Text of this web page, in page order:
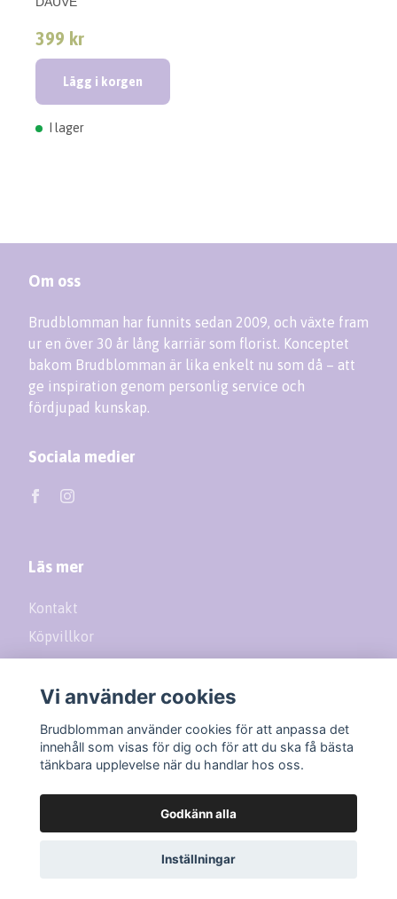
399 kr
Lägg i korgen
I lager
Om oss
Brudblomman har funnits sedan 2009, och växte fram
ur en över 30 år lång karriär som florist. Konceptet
bakom Brudblomman är lika enkelt nu som då – att
ge inspiration genom personlig service och
fördjupad kunskap.
Sociala medier
Läs mer
Kontakt
Köpvillkor
Prenumerera på vårt nyhetsbrev
Vi använder cookies
Brudblomman använder cookies för att anpassa det
innehåll som visas för dig och för att du ska få bästa
tänkbara upplevelse när du handlar hos oss.
Godkänn alla
Inställningar